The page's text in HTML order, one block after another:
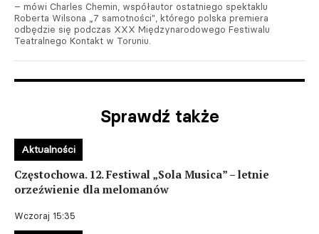
– mówi Charles Chemin, współautor ostatniego spektaklu
Roberta Wilsona „7 samotności", którego polska premiera
odbędzie się podczas XXX Międzynarodowego Festiwalu
Teatralnego Kontakt w Toruniu.
Sprawdź także
Częstochowa. 12. Festiwal „Sola Musica” – letnie
orzeźwienie dla melomanów
Wczoraj 15:35
Aktualności